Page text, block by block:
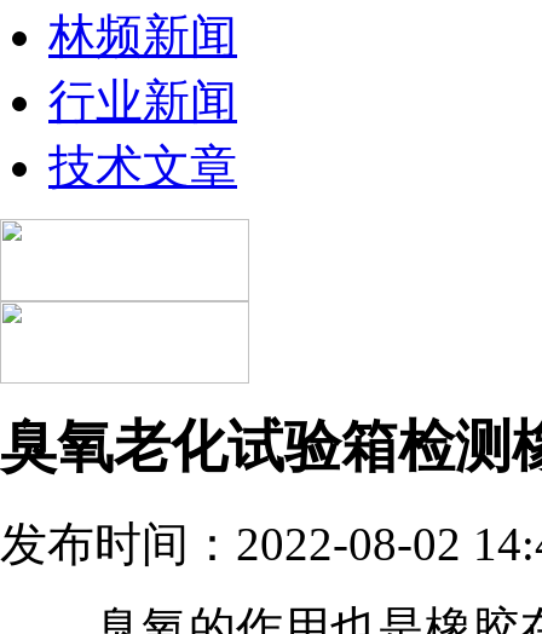
林频新闻
行业新闻
技术文章
臭氧老化试验箱检测
发布时间：2022-08-02